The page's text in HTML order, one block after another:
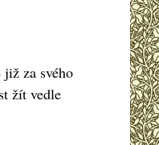
za svého
žít vedle